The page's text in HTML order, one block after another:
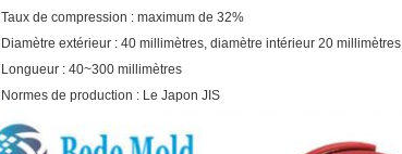
Taux de compression : maximum de 32%
Diamètre extérieur : 40 millimètres, diamètre intérieur 20 millimètres
Longueur : 40~300 millimètres
Normes de production : Le Japon JIS